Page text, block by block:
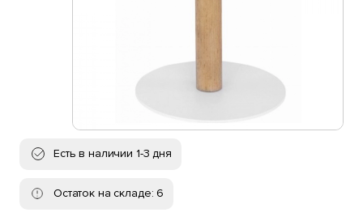
Есть в наличии 1-3 дня
Остаток на складе: 6